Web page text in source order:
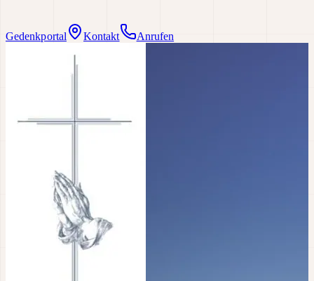
Gedenkportal Kontakt Anrufen